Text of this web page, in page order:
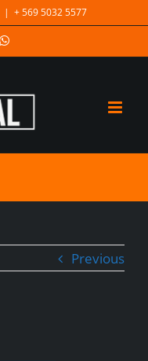
| + 569 5032 5577
Previous